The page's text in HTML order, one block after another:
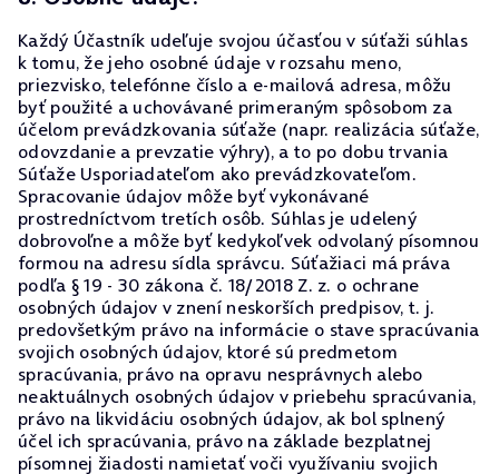
Každý Účastník udeľuje svojou účasťou v súťaži súhlas
k tomu, že jeho osobné údaje v rozsahu meno,
priezvisko, telefónne číslo a e-mailová adresa, môžu
byť použité a uchovávané primeraným spôsobom za
účelom prevádzkovania súťaže (napr. realizácia súťaže,
odovzdanie a prevzatie výhry), a to po dobu trvania
Súťaže Usporiadateľom ako prevádzkovateľom.
Spracovanie údajov môže byť vykonávané
prostredníctvom tretích osôb. Súhlas je udelený
dobrovoľne a môže byť kedykoľvek odvolaný písomnou
formou na adresu sídla správcu. Súťažiaci má práva
podľa § 19 - 30 zákona č. 18/2018 Z. z. o ochrane
osobných údajov v znení neskorších predpisov, t. j.
predovšetkým právo na informácie o stave spracúvania
svojich osobných údajov, ktoré sú predmetom
spracúvania, právo na opravu nesprávnych alebo
neaktuálnych osobných údajov v priebehu spracúvania,
právo na likvidáciu osobných údajov, ak bol splnený
účel ich spracúvania, právo na základe bezplatnej
písomnej žiadosti namietať voči využívaniu svojich